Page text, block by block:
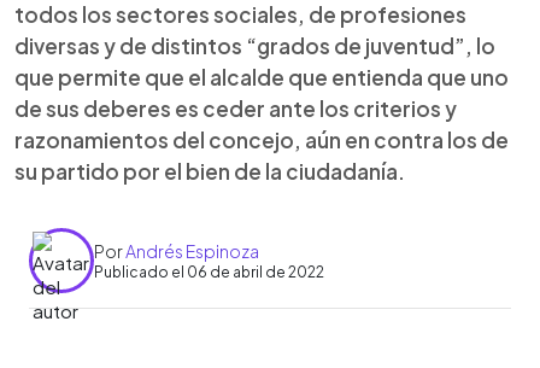
todos los sectores sociales, de profesiones
diversas y de distintos “grados de juventud”, lo
que permite que el alcalde que entienda que uno
de sus deberes es ceder ante los criterios y
razonamientos del concejo, aún en contra los de
su partido por el bien de la ciudadanía.
PorAndrés Espinoza
Publicado el 06 de abril de 2022